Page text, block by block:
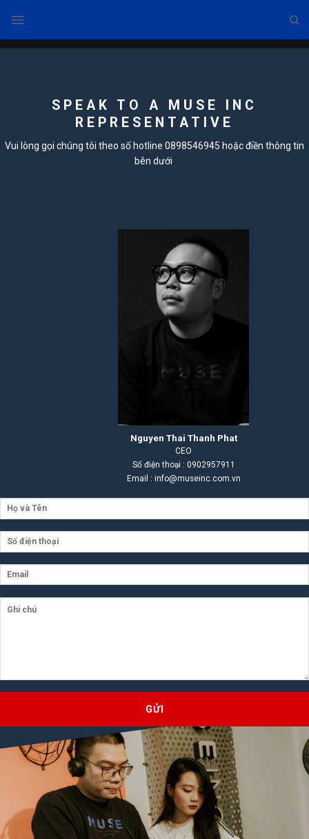
content
SPEAK TO A MUSE INC
REPRESENTATIVE
Vui lòng gọi chúng tôi theo số hotline 0898546945 hoặc điền thông tin
bên dưới
Nguyen Thai Thanh Phat
CEO
Số điện thoại : 0902957911
Email : info@museinc.com.vn